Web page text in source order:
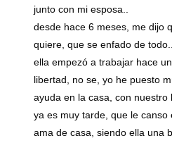
junto con mi esposa..
desde hace 6 meses, me dijo
quiere, que se enfado de todo..
ella empezó a trabajar hace
libertad, no se, yo he puesto
ayuda en la casa, con
ya es muy tarde, que le
ama de casa, siendo ella una